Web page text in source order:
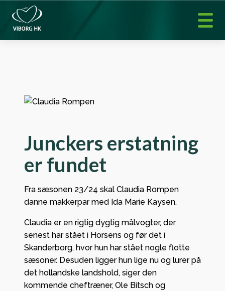
Junckers erstatning
er fundet
Fra sæsonen 23/24 skal Claudia Rompen
danne makkerpar med Ida Marie Kaysen.
Claudia er en rigtig dygtig målvogter, der
senest har stået i Horsens og før det i
Skanderborg, hvor hun har stået nogle flotte
sæsoner. Desuden ligger hun lige nu og lurer på
det hollandske landshold, siger den
kommende cheftræner, Ole Bitsch og